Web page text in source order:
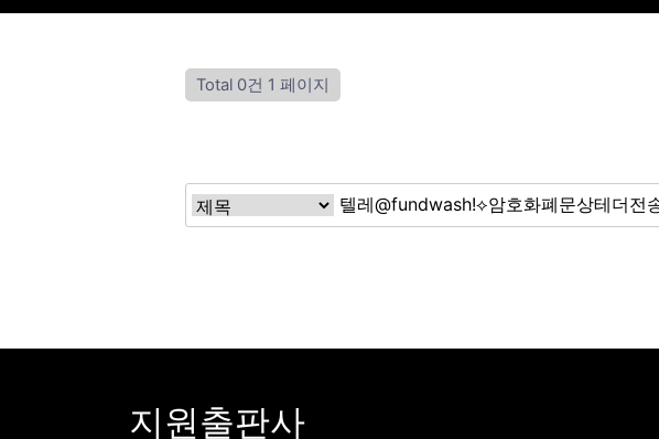
Total 0건 1 페이지
지원출판사